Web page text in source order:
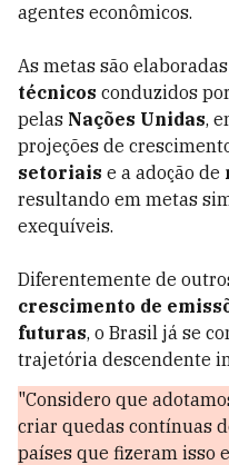
agentes econômicos.
As metas são
técnicos conduzidos
pelas Nações Unidas,
projeções de
setoriais e a adoção de
resultando em metas
exequíveis.
Diferentemente de
crescimento de
futuras, o Brasil já se
trajetória descendente
"Considero que
criar quedas contínuas
países que fizeram isso